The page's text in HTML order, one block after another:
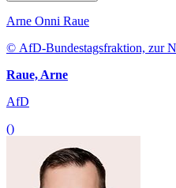
Arne Onni Raue
© AfD-Bundestagsfraktion, zur
Raue, Arne
AfD
()